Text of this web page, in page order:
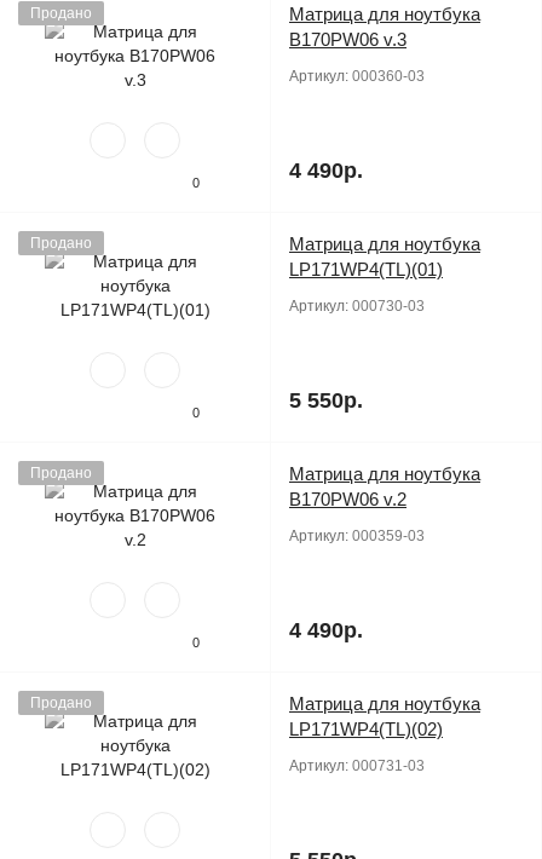
Продано
0
Матрица для ноутбука
B170PW06 v.3
Артикул: 000360-03
4 490р.
Продано
0
Матрица для ноутбука
LP171WP4(TL)(01)
Артикул: 000730-03
5 550р.
Продано
0
Матрица для ноутбука
B170PW06 v.2
Артикул: 000359-03
4 490р.
Продано
Матрица для ноутбука
LP171WP4(TL)(02)
Артикул: 000731-03